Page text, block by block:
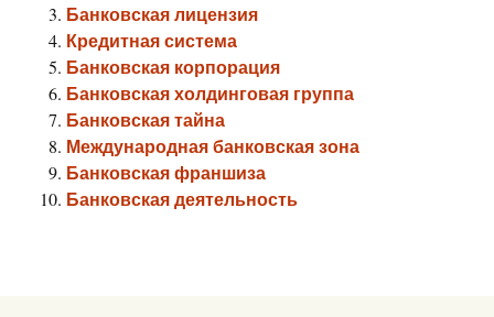
Банковская лицензия
Кредитная система
Банковская корпорация
Банковская холдинговая группа
Банковская тайна
Международная банковская зона
Банковская франшиза
Банковская деятельность